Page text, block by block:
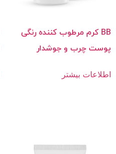
BB کرم مرطوب کننده رنگی
پوست‌ چرب و جوشدار
اطلاعات بیشتر